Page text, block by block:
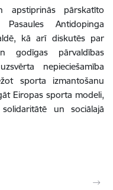
pārskatīto
Antidopinga
kā arī diskutēs par
godīgas pārvaldības
nepieciešamība
sporta izmantošanu
Eiropas sporta modeli,
un sociālajā